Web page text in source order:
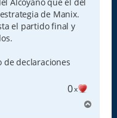
de Manix.
el partido final y
de declaraciones
0x